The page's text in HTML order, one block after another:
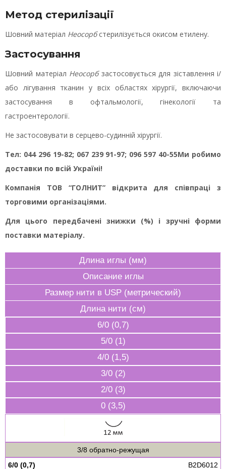
Метод стерилізації
Шовний матеріал Неосорбстерилізується окисом етилену.
Застосування
Шовний матеріал Неосорбзастосовується для зіставлення і/
або лігування тканин у всіх областях хірургії, включаючи
застосування в офтальмології, гінекології та
гастроентерології.
Не застосовувати в серцево-судинній хірургії.
Тел: 044 296 19-82; 067 239 91-97; 096 597 40-55Ми робимо
доставки по всій Україні!
Компанія ТОВ “ГОЛНИТ” відкрита для співпраці з
торговими організаціями.
Для цього передбачені знижки (%) і зручні форми
поставки матеріалу.
Длина иглы (мм)
Описание иглы
Размер нити в USP (метрический)
Длина нити (см)
6/0 (0,7)
5/0 (1)
4/0 (1,5)
3/0 (2)
2/0 (3)
0 (3,5)
3/8 обратно-режущая
6/0 (0,7)
B2D6012